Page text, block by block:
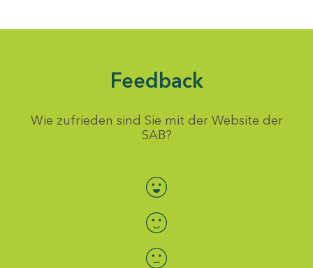
Feedback
Wie zufrieden sind Sie mit der Website der
SAB?
Bewertung auswählen